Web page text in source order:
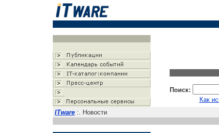
Поиск:
Как
ITware :. Новости